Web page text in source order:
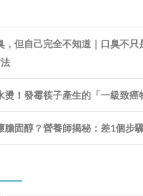
，但自己完全不知道｜口臭不只
燙！發霉筷子產生的「一級致
膽固醇？營養師揭秘：差1個步